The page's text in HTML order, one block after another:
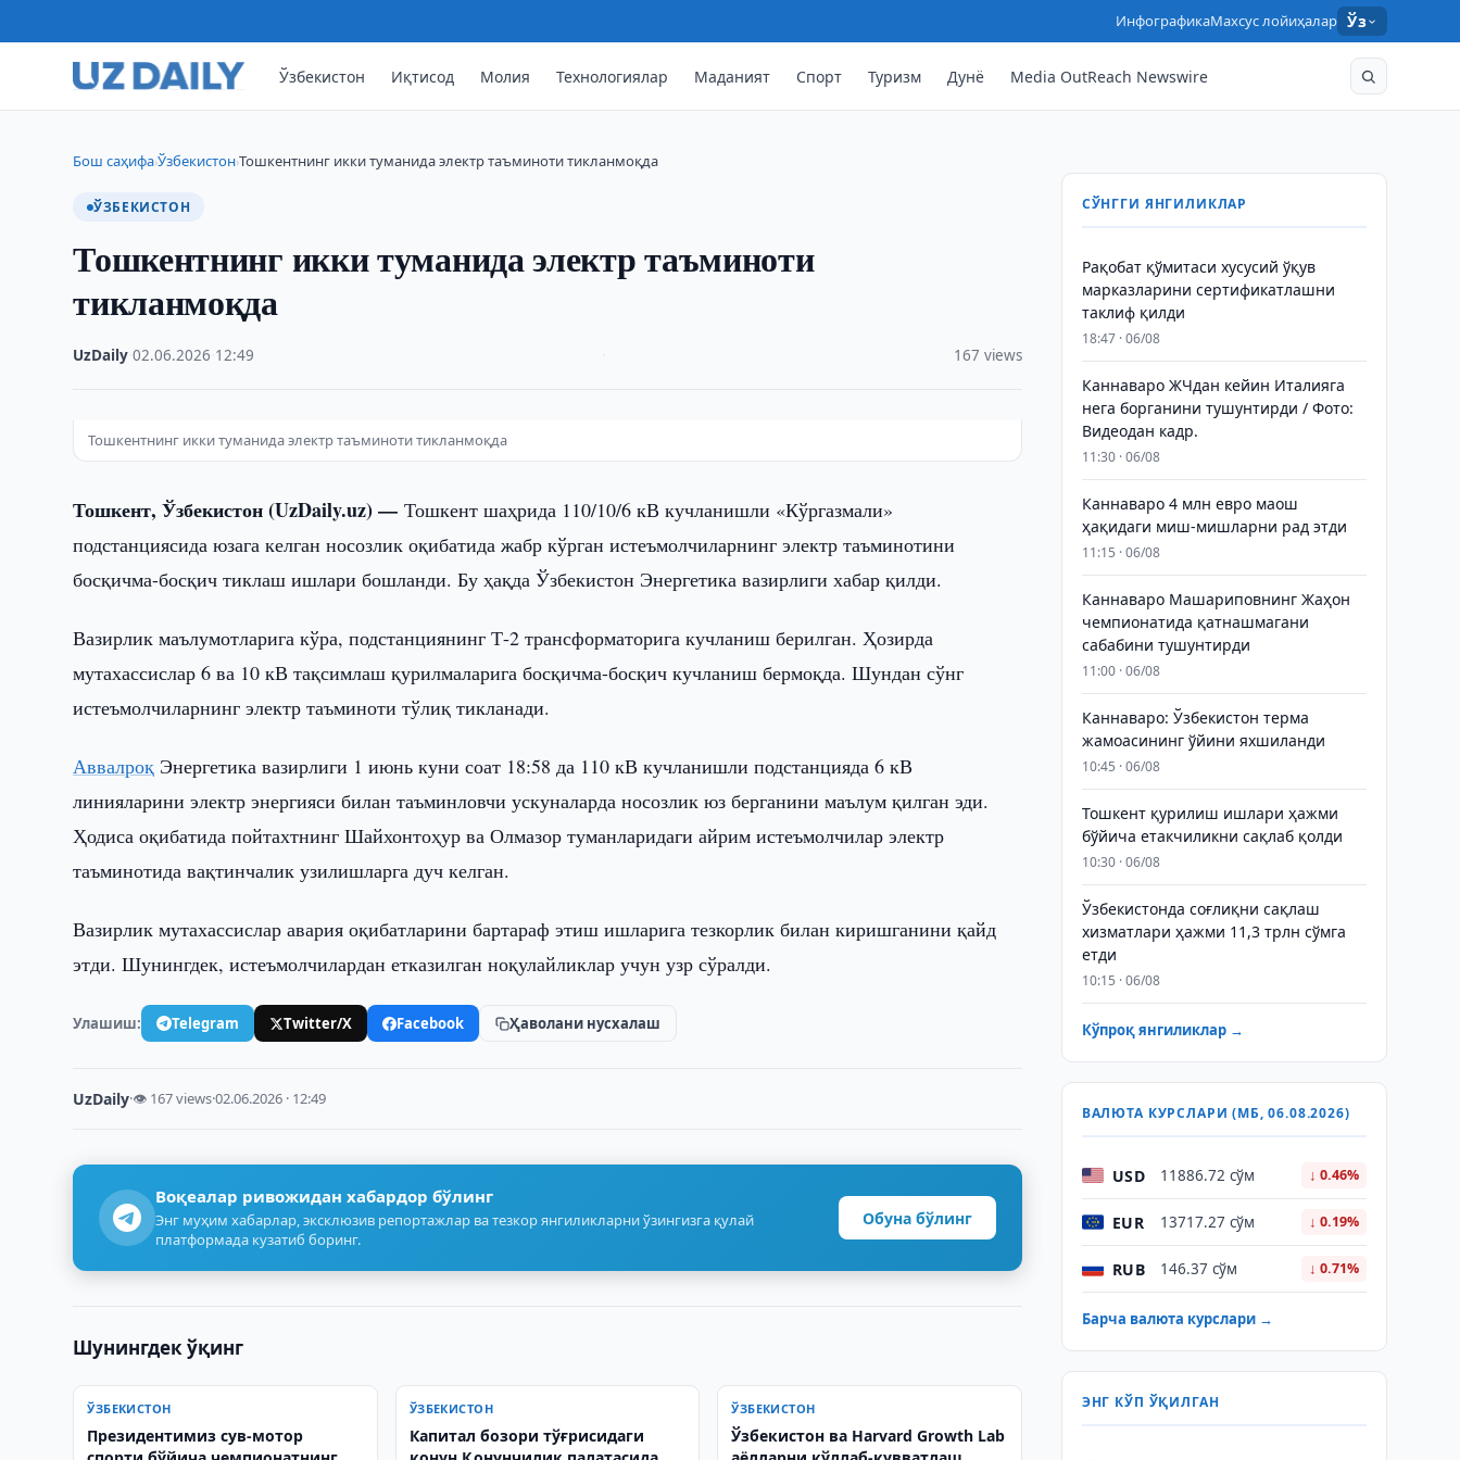
ИнфографикаМахсус лойиҳалар Ўз
Ўзбекистон Иқтисод Молия Технологиялар Маданият Спорт Туризм Дунё Media OutReach Newswire
Бош саҳифа›Ўзбекистон›Тошкентнинг икки туманида электр таъминоти тикланмоқда
ЎЗБЕКИСТОН
Тошкентнинг икки туманида электр таъминоти
тикланмоқда
UzDaily ·02.06.2026 12:49 167 views
Тошкентнинг икки туманида электр таъминоти тикланмоқда
Тошкент, Ўзбекистон (UzDaily.uz) —Тошкент шаҳрида 110/10/6 кВ кучланишли «Кўргазмали»
подстанциясида юзага келган носозлик оқибатида жабр кўрган истеъмолчиларнинг электр таъминотини
босқичма-босқич тиклаш ишлари бошланди. Бу ҳақда Ўзбекистон Энергетика вазирлиги хабар қилди.
Вазирлик маълумотларига кўра, подстанциянинг Т-2 трансформаторига кучланиш берилган. Ҳозирда
мутахассислар 6 ва 10 кВ тақсимлаш қурилмаларига босқичма-босқич кучланиш бермоқда. Шундан сўнг
истеъмолчиларнинг электр таъминоти тўлиқ тикланади.
Аввалроқ Энергетика вазирлиги 1 июнь куни соат 18:58 да 110 кВ кучланишли подстанцияда 6 кВ
линияларини электр энергияси билан таъминловчи ускуналарда носозлик юз берганини маълум қилган эди.
Ҳодиса оқибатида пойтахтнинг Шайхонтоҳур ва Олмазор туманларидаги айрим истеъмолчилар электр
таъминотида вақтинчалик узилишларга дуч келган.
Вазирлик мутахассислар авария оқибатларини бартараф этиш ишларига тезкорлик билан киришганини қайд
этди. Шунингдек, истеъмолчилардан етказилган ноқулайликлар учун узр сўралди.
Улашиш: Telegram Twitter/X Facebook Ҳаволани нусхалаш
UzDaily·👁 167 views·02.06.2026 · 12:49
Воқеалар ривожидан хабардор бўлинг
Энг муҳим хабарлар, эксклюзив репортажлар ва тезкор янгиликларни ўзингизга қулай
платформада кузатиб боринг.
Обуна бўлинг
Шунингдек ўқинг
ЎЗБЕКИСТОН
Президентимиз сув-мотор
ЎЗБЕКИСТОН
Капитал бозори тўғрисидаги
ЎЗБЕКИСТОН
Ўзбекистон ва Harvard Growth Lab
СЎНГГИ ЯНГИЛИКЛАР
Рақобат қўмитаси хусусий ўқув
марказларини сертификатлашни
таклиф қилди
18:47 · 06/08
Каннаваро ЖЧдан кейин Италияга
нега борганини тушунтирди / Фото:
Видеодан кадр.
11:30 · 06/08
Каннаваро 4 млн евро маош
ҳақидаги миш-мишларни рад этди
11:15 · 06/08
Каннаваро Машариповнинг Жаҳон
чемпионатида қатнашмагани
сабабини тушунтирди
11:00 · 06/08
Каннаваро: Ўзбекистон терма
жамоасининг ўйини яхшиланди
10:45 · 06/08
Тошкент қурилиш ишлари ҳажми
бўйича етакчиликни сақлаб қолди
10:30 · 06/08
Ўзбекистонда соғлиқни сақлаш
хизматлари ҳажми 11,3 трлн сўмга
етди
10:15 · 06/08
Кўпроқ янгиликлар →
ВАЛЮТА КУРСЛАРИ (МБ, 06.08.2026)
USD 11886.72 сўм ↓ 0.46%
EUR 13717.27 сўм ↓ 0.19%
RUB 146.37 сўм ↓ 0.71%
Барча валюта курслари →
ЭНГ КЎП ЎҚИЛГАН